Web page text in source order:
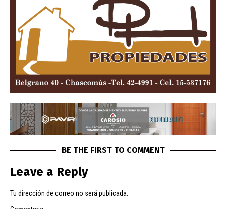
BE THE FIRST TO COMMENT
Leave a Reply
Tu dirección de correo no será publicada.